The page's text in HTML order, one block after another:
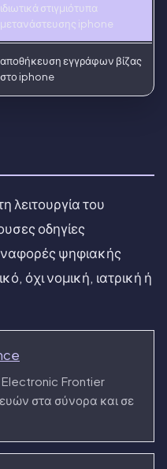
ιδιωτικά στιγμιότυπα
μετανάστευσης iphone
αποθήκευση εγγράφων βίζας
στο iphone
λειτουργία του
οδηγίες
ψηφιακής
όχι νομική, ιατρική ή
Electronic Frontier
στα σύνορα και σε